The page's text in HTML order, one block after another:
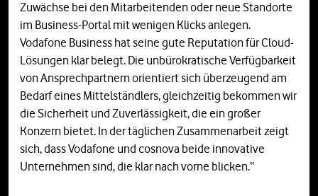
Zuwächse bei den Mitarbeitenden oder neue Standorte
im Business-Portal mit wenigen Klicks anlegen.
Vodafone Business hat seine gute Reputation für Cloud-
Lösungen klar belegt. Die unbürokratische Verfügbarkeit
von Ansprechpartnern orientiert sich überzeugend am
Bedarf eines Mittelständlers, gleichzeitig bekommen wir
die Sicherheit und Zuverlässigkeit, die ein großer
Konzern bietet. In der täglichen Zusammenarbeit zeigt
sich, dass Vodafone und cosnova beide innovative
Unternehmen sind, die klar nach vorne blicken.“